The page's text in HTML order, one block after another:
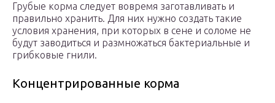
Грубые корма следует вовремя заготавливать и
правильно хранить. Для них нужно создать такие
условия хранения, при которых в сене и соломе не
будут заводиться и размножаться бактериальные и
грибковые гнили.
Концентрированные корма